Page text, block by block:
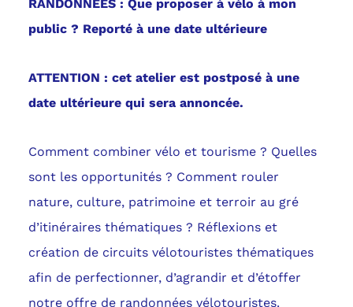
RANDONNÉES: Que proposer à vélo à mon
public ? Reporté à une date ultérieure
ATTENTION : cet atelier est postposé à une
date ultérieure qui sera annoncée.
Comment combiner vélo et tourisme ? Quelles
sont les opportunités ? Comment rouler
nature, culture, patrimoine et terroir au gré
d’itinéraires thématiques ? Réflexions et
création de circuits vélotouristes thématiques
afin de perfectionner, d’agrandir et d’étoffer
notre offre de randonnées vélotouristes.